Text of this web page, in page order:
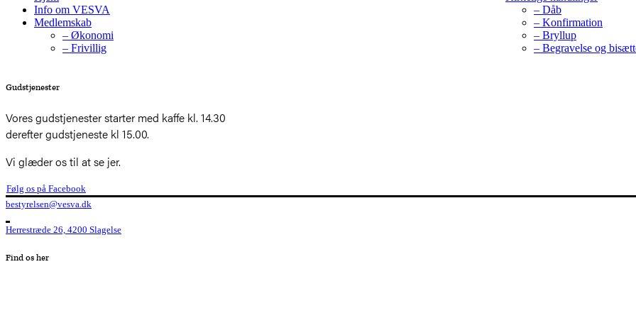
Info om VESVA
Medlemskab
– Økonomi
– Frivillig
– Dåb
– Konfirmation
– Bryllup
– Begravelse og
Gudstjenester
Vores gudstjenester starter med kaffe kl. 14.30
derefter gudstjeneste kl 15.00.
Vi glæder os til at se jer.
Følg os på Facebook
bestyrelsen@vesva.dk
Herrestræde 26, 4200 Slagelse
Find os her